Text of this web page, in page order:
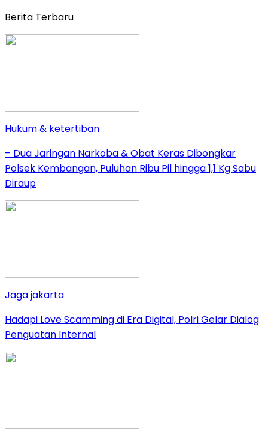
Berita Terbaru
Hukum & ketertiban
– Dua Jaringan Narkoba & Obat Keras Dibongkar
Polsek Kembangan, Puluhan Ribu Pil hingga 1,1 Kg Sabu
Diraup
Jaga jakarta
Hadapi Love Scamming di Era Digital, Polri Gelar Dialog
Penguatan Internal